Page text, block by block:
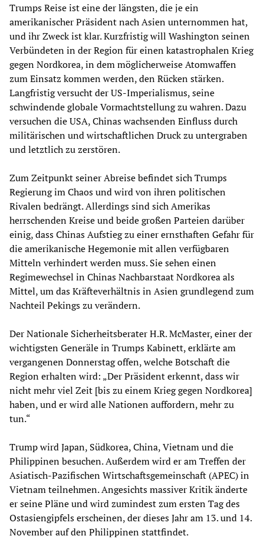
Trumps Reise ist eine der längsten, die je ein
amerikanischer Präsident nach Asien unternommen hat,
und ihr Zweck ist klar. Kurzfristig will Washington seinen
Verbündeten in der Region für einen katastrophalen Krieg
gegen Nordkorea, in dem möglicherweise Atomwaffen
zum Einsatz kommen werden, den Rücken stärken.
Langfristig versucht der US-Imperialismus, seine
schwindende globale Vormachtstellung zu wahren. Dazu
versuchen die USA, Chinas wachsenden Einfluss durch
militärischen und wirtschaftlichen Druck zu untergraben
und letztlich zu zerstören.
Zum Zeitpunkt seiner Abreise befindet sich Trumps
Regierung im Chaos und wird von ihren politischen
Rivalen bedrängt. Allerdings sind sich Amerikas
herrschenden Kreise und beide großen Parteien darüber
einig, dass Chinas Aufstieg zu einer ernsthaften Gefahr für
die amerikanische Hegemonie mit allen verfügbaren
Mitteln verhindert werden muss. Sie sehen einen
Regimewechsel in Chinas Nachbarstaat Nordkorea als
Mittel, um das Kräfteverhältnis in Asien grundlegend zum
Nachteil Pekings zu verändern.
Der Nationale Sicherheitsberater H.R. McMaster, einer der
wichtigsten Generäle in Trumps Kabinett, erklärte am
vergangenen Donnerstag offen, welche Botschaft die
Region erhalten wird: „Der Präsident erkennt, dass wir
nicht mehr viel Zeit [bis zu einem Krieg gegen Nordkorea]
haben, und er wird alle Nationen auffordern, mehr zu
tun.“
Trump wird Japan, Südkorea, China, Vietnam und die
Philippinen besuchen. Außerdem wird er am Treffen der
Asiatisch-Pazifischen Wirtschaftsgemeinschaft (APEC) in
Vietnam teilnehmen. Angesichts massiver Kritik änderte
er seine Pläne und wird zumindest zum ersten Tag des
Ostasiengipfels erscheinen, der dieses Jahr am 13. und 14.
November auf den Philippinen stattfindet.